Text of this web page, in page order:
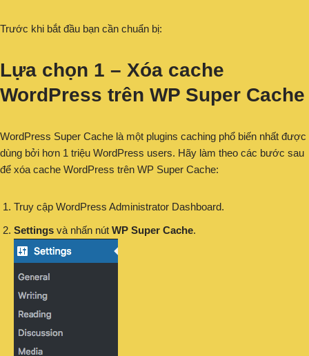
Trước khi bắt đầu bạn cần chuẩn bị:
Lựa chọn 1 – Xóa cache
WordPress trên WP Super Cache
WordPress Super Cache là một plugins caching phổ biến nhất được
dùng bởi hơn 1 triệu WordPress users. Hãy làm theo các bước sau
để xóa cache WordPress trên WP Super Cache:
Truy cập WordPress Administrator Dashboard.
Settings và nhấn nút WP Super Cache.